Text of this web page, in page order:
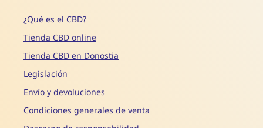
¿Qué es el CBD?
Tienda CBD online
Tienda CBD en Donostia
Legislación
Envío y devoluciones
Condiciones generales de venta